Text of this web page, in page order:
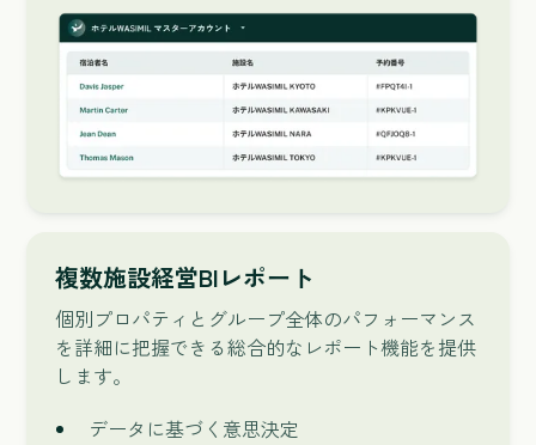
複数施設経営BIレポート
個別プロパティとグループ全体のパフォーマンス
を詳細に把握できる総合的なレポート機能を提供
します。
データに基づく意思決定